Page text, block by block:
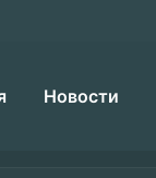
Новости